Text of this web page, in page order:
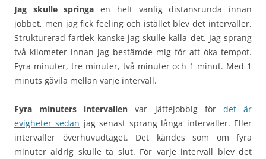
Jag skulle springa en helt vanlig distansrunda innan
jobbet, men jag fick feeling och istället blev det intervaller.
Strukturerad fartlek kanske jag skulle kalla det. Jag sprang
två kilometer innan jag bestämde mig för att öka tempot.
Fyra minuter, tre minuter, två minuter och 1 minut. Med 1
minuts gåvila mellan varje intervall.
Fyra minuters intervallen var jättejobbig för det är
evigheter sedan jag senast sprang långa intervaller. Eller
intervaller överhuvudtaget. Det kändes som om fyra
minuter aldrig skulle ta slut. För varje intervall blev det